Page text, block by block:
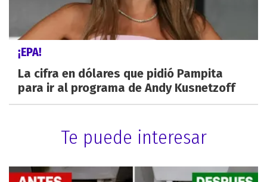
¡EPA!
La cifra en dólares que pidió Pampita
para ir al programa de Andy Kusnetzoff
Te puede interesar